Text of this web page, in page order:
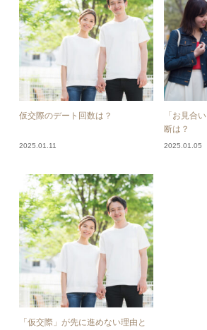
仮交際のデート回数は？
2025.01.11
「お見合
断は？
2025.01.05
「仮交際」が先に進めない理由と